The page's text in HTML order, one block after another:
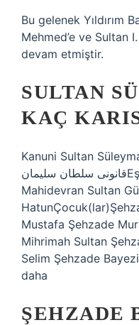
Bu gelenek Yıldırım
Mehmed’e ve Sultan
devam etmiştir.
SULTAN
KAÇ
Kanuni Sultan
قانونى سلطان سليمانEş(ler)Hürrem Sultan
Mahidevran Sultan
Mustafa Şehzade
Mihrimah Sultan
Selim Şehzade
daha
ŞEHZADE